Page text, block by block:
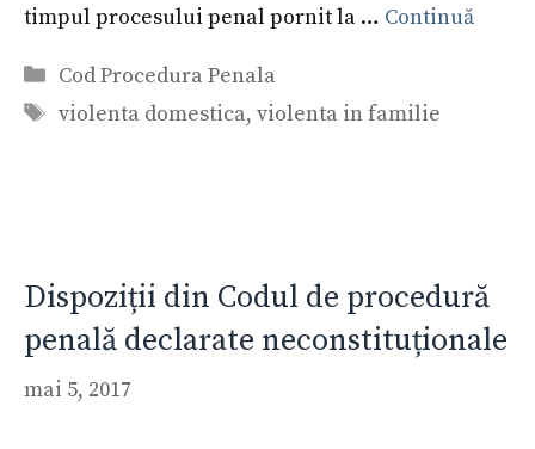
timpul procesului penal pornit la … Continuă
Categorii
Cod Procedura Penala
Etichete
violenta domestica, violenta in familie
Dispoziții din Codul de procedură
penală declarate neconstituționale
mai 5, 2017